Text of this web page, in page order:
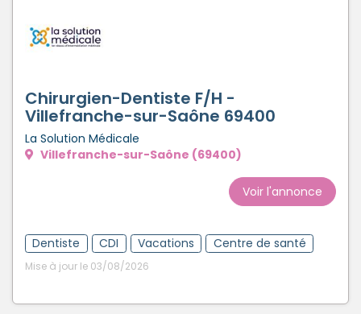
Chirurgien-Dentiste F/H -
Villefranche-sur-Saône 69400
La Solution Médicale
Villefranche-sur-Saône (69400)
Voir l'annonce
Dentiste CDI Vacations Centre de santé
Mise à jour le 03/08/2026